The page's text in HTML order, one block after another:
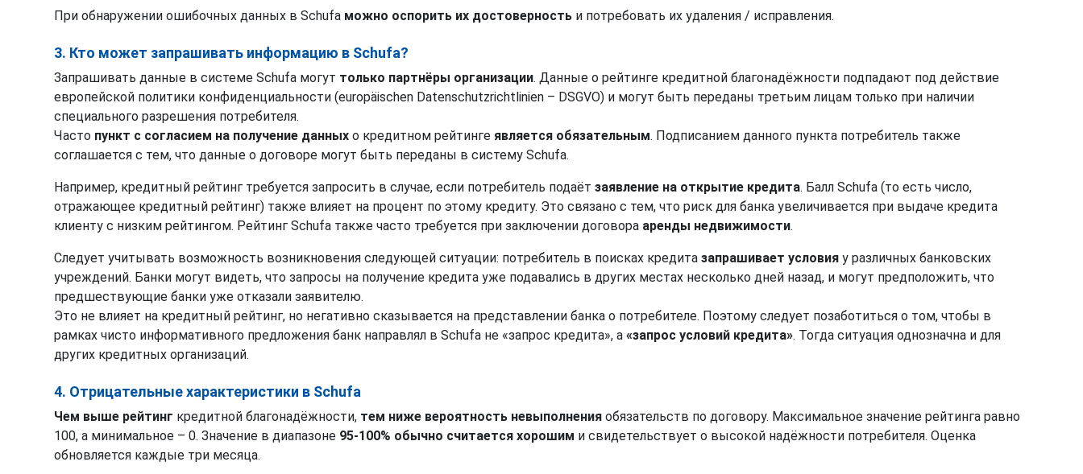
При обнаружении ошибочных данных в Schufa можно оспорить их достоверность и потребовать их удаления / исправления.
3. Кто может запрашивать информацию в Schufa?
Запрашивать данные в системе Schufa могут только партнёры организации. Данные о рейтинге кредитной благонадёжности подпадают под действие
европейской политики конфиденциальности (europäischen Datenschutzrichtlinien – DSGVO) и могут быть переданы третьим лицам только при наличии
специального разрешения потребителя.
Часто пункт с согласием на получение данных о кредитном рейтинге является обязательным. Подписанием данного пункта потребитель также
соглашается с тем, что данные о договоре могут быть переданы в систему Schufa.
Например, кредитный рейтинг требуется запросить в случае, если потребитель подаёт заявление на открытие кредита. Балл Schufa (то есть число,
отражающее кредитный рейтинг) также влияет на процент по этому кредиту. Это связано с тем, что риск для банка увеличивается при выдаче кредита
клиенту с низким рейтингом. Рейтинг Schufa также часто требуется при заключении договора аренды недвижимости.
Следует учитывать возможность возникновения следующей ситуации: потребитель в поисках кредита запрашивает условия у различных банковских
учреждений. Банки могут видеть, что запросы на получение кредита уже подавались в других местах несколько дней назад, и могут предположить, что
предшествующие банки уже отказали заявителю.
Это не влияет на кредитный рейтинг, но негативно сказывается на представлении банка о потребителе. Поэтому следует позаботиться о том, чтобы в
рамках чисто информативного предложения банк направлял в Schufa не «запрос кредита», а «запрос условий кредита». Тогда ситуация однозначна и для
других кредитных организаций.
4. Отрицательные характеристики в Schufa
Чем выше рейтинг кредитной благонадёжности, тем ниже вероятность невыполнения обязательств по договору. Максимальное значение рейтинга равно
100, а минимальное – 0. Значение в диапазоне 95-100% обычно считается хорошим и свидетельствует о высокой надёжности потребителя. Оценка
обновляется каждые три месяца.